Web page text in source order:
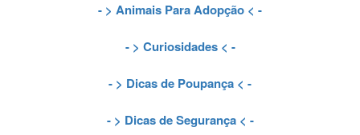
- > Animais Para Adopção < -
- > Curiosidades< -
- > Dicas de Poupança < -
- > Dicas de Segurança< -